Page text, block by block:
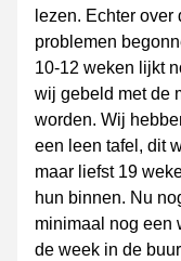
lezen. Echter
problemen
10-12 weken lijkt
wij gebeld met de
worden. Wij
een leen tafel, dit
maar liefst 19
hun binnen. Nu
minimaal nog een
de week in de